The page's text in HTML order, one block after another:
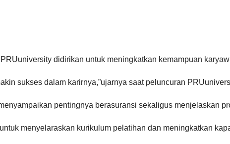
didirikan untuk meningkatkan kemampuan
sukses dalam karirnya,”ujarnya saat peluncuran
pentingnya berasuransi sekaligus menjelaskan
menyelaraskan kurikulum pelatihan dan meningkatkan